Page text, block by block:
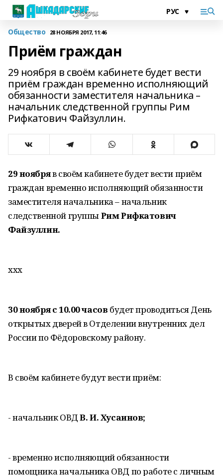
Общество 28 НОЯБРЯ 2017, 11:46
Приём граждан
29 ноября в своём кабинете будет вести
приём граждан временно исполняющий
обязанности заместителя начальника –
начальник следственной группы Рим
Рифкатович Файзуллин.
29 ноябряв своём кабинете будет вести приём
граждан временно исполняющий обязанности
заместителя начальника – начальник
следственной группыРим Рифкатович
Файзуллин.
ххх
30 ноября с 10.00 часов будет проводиться День
открытых дверей в Отделении внутренних дел
России по Фёдоровскому району.
В своём кабинете будут вести приём:
- начальник ОВДВ. И. Хусаинов;
- временно исполняющий обязанности
помощника начальника ОВД по работе с личным